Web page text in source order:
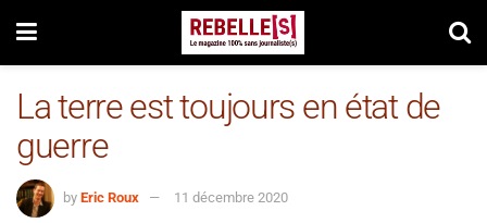
La terre est toujours en état de
guerre
by Eric Roux 11 décembre 2020